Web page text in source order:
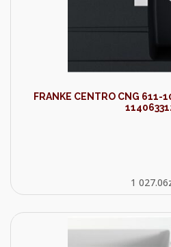
FRANKE CENTRO CNG 611-
1 027.06